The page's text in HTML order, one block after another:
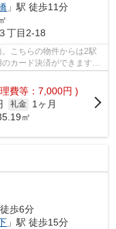
」駅 徒歩11分
３丁目2-18
こちらの物件からは2駅
カード決済ができます。
費等：7,000円 )
礼金
1ヶ月
㎡
徒歩6分
」駅 徒歩15分